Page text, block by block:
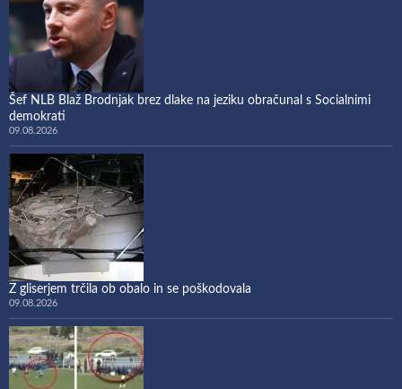
Šef NLB Blaž Brodnjak brez dlake na jeziku obračunal s Socialnimi
demokrati
09.08.2026
Z gliserjem trčila ob obalo in se poškodovala
09.08.2026